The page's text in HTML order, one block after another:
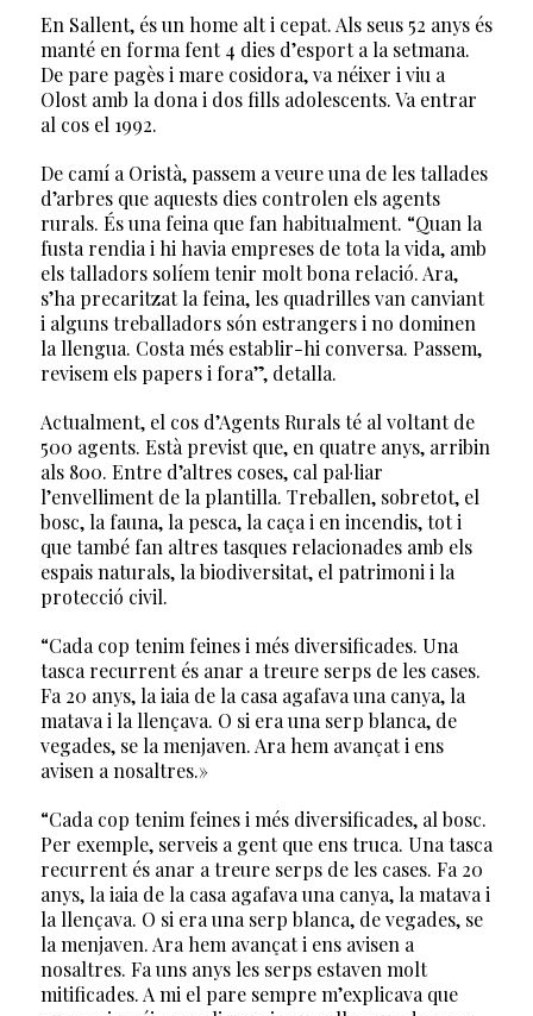
En Sallent, és un home alt i cepat. Als seus 52 anys és
manté en forma fent 4 dies d’esport a la setmana.
De pare pagès i mare cosidora, va néixer i viu a
Olost amb la dona i dos fills adolescents. Va entrar
al cos el 1992.
De camí a Oristà, passem a veure una de les tallades
d’arbres que aquests dies controlen els agents
rurals. És una feina que fan habitualment. “Quan la
fusta rendia i hi havia empreses de tota la vida, amb
els talladors solíem tenir molt bona relació. Ara,
s’ha precaritzat la feina, les quadrilles van canviant
i alguns treballadors són estrangers i no dominen
la llengua. Costa més establir-hi conversa. Passem,
revisem els papers i fora”, detalla.
Actualment, el cos d’Agents Rurals té al voltant de
500 agents. Està previst que, en quatre anys, arribin
als 800. Entre d’altres coses, cal pal·liar
l’envelliment de la plantilla. Treballen, sobretot, el
bosc, la fauna, la pesca, la caça i en incendis, tot i
que també fan altres tasques relacionades amb els
espais naturals, la biodiversitat, el patrimoni i la
protecció civil.
“Cada cop tenim feines i més diversificades. Una
tasca recurrent és anar a treure serps de les cases.
Fa 20 anys, la iaia de la casa agafava una canya, la
matava i la llençava. O si era una serp blanca, de
vegades, se la menjaven. Ara hem avançat i ens
avisen a nosaltres.»
“Cada cop tenim feines i més diversificades, al bosc.
Per exemple, serveis a gent que ens truca. Una tasca
recurrent és anar a treure serps de les cases. Fa 20
anys, la iaia de la casa agafava una canya, la matava i
la llençava. O si era una serp blanca, de vegades, se
la menjaven. Ara hem avançat i ens avisen a
nosaltres. Fa uns anys les serps estaven molt
mitificades. A mi el pare sempre m’explicava que